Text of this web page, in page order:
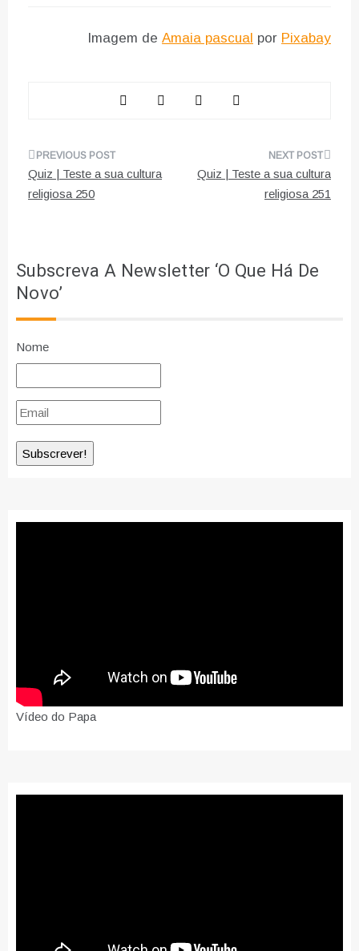
Imagem de Amaia pascual por Pixabay
Navegação
de
Quiz | Teste a sua cultura
religiosa 250
Quiz | Teste a sua cultura
religiosa 251
Subscreva A Newsletter ‘O Que Há De
Novo’
Nome
Vídeo do Papa